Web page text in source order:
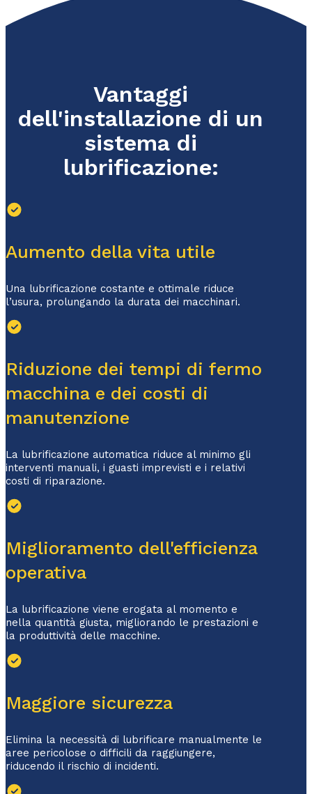
Vantaggi
dell'installazione di un
sistema di
lubrificazione:
Aumento della vita utile
Una lubrificazione costante e ottimale riduce
l’usura, prolungando la durata dei macchinari.
Riduzione dei tempi di fermo
macchina e dei costi di
manutenzione
La lubrificazione automatica riduce al minimo gli
interventi manuali, i guasti imprevisti e i relativi
costi di riparazione.
Miglioramento dell'efficienza
operativa
La lubrificazione viene erogata al momento e
nella quantità giusta, migliorando le prestazioni e
la produttività delle macchine.
Maggiore sicurezza
Elimina la necessità di lubrificare manualmente le
aree pericolose o difficili da raggiungere,
riducendo il rischio di incidenti.